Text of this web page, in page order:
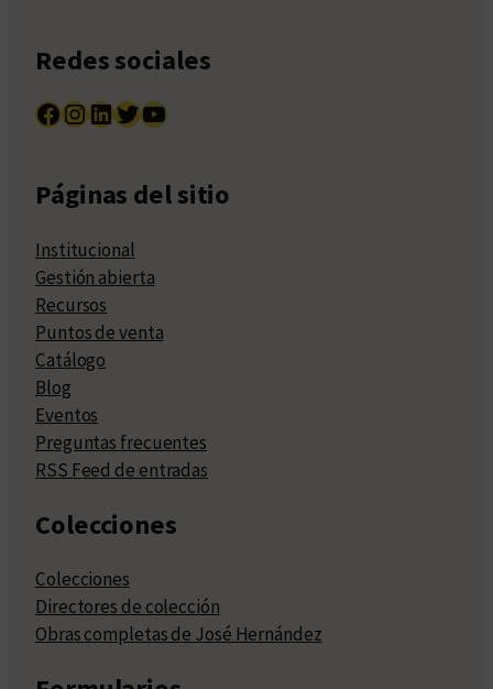
Redes sociales
Facebook InstagramLinkedIn Twitter YouTube
Páginas del sitio
Institucional
Gestión abierta
Recursos
Puntos de venta
Catálogo
Blog
Eventos
Preguntas frecuentes
RSS Feed de entradas
Colecciones
Colecciones
Directores de colección
Obras completas de José Hernández